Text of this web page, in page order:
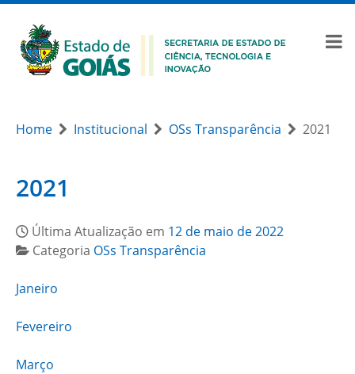
Home Institucional OSs Transparência 2021
2021
Última Atualização em 12 de maio de 2022
Categoria OSs Transparência
Janeiro
Fevereiro
Março